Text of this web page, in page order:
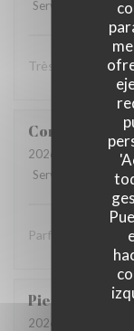
Servicio
Très bon accueil
Coralie
2026-07-05
-
Servicio
Parfait comme
Pierre
2026-07-05